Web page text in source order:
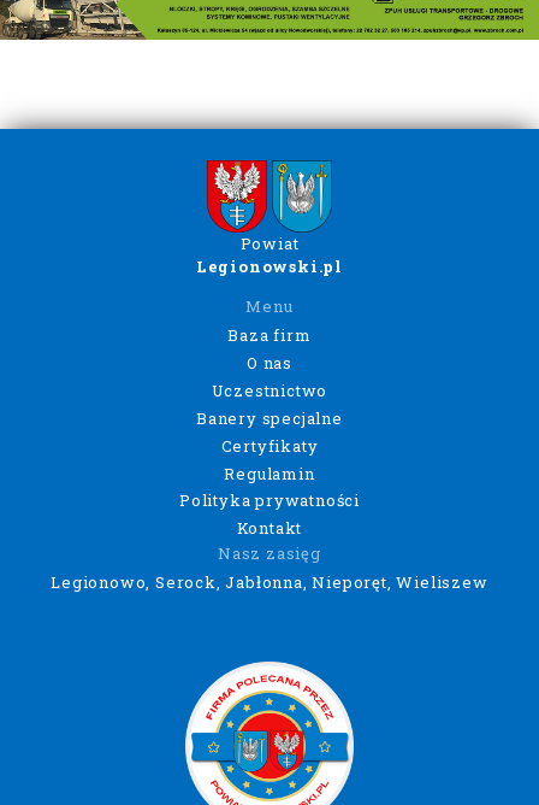
Powiat
Legionowski.pl
Menu
Baza firm
O nas
Uczestnictwo
Banery specjalne
Certyfikaty
Regulamin
Polityka prywatności
Kontakt
Nasz zasięg
Legionowo, Serock, Jabłonna, Nieporęt, Wieliszew